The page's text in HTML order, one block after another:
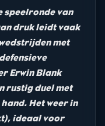
speelronde van
druk leidt vaak
met
Erwin Blank
rustig duel met
Het weer in
ideaal voor